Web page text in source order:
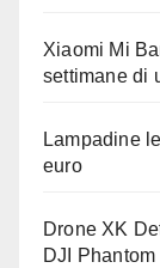
Xiaomi Mi
settimane di
Lampadine
euro
Drone XK
DJI Phantom